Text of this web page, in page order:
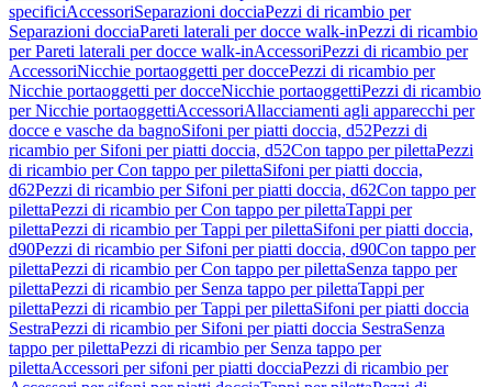
specificiAccessoriSeparazioni docciaPezzi di ricambio per
Separazioni docciaPareti laterali per docce walk-inPezzi di ricambio
per Pareti laterali per docce walk-inAccessoriPezzi di ricambio per
AccessoriNicchie portaoggetti per doccePezzi di ricambio per
Nicchie portaoggetti per docceNicchie portaoggettiPezzi di ricambio
per Nicchie portaoggettiAccessoriAllacciamenti agli apparecchi per
docce e vasche da bagnoSifoni per piatti doccia, d52Pezzi di
ricambio per Sifoni per piatti doccia, d52Con tappo per pilettaPezzi
di ricambio per Con tappo per pilettaSifoni per piatti doccia,
d62Pezzi di ricambio per Sifoni per piatti doccia, d62Con tappo per
pilettaPezzi di ricambio per Con tappo per pilettaTappi per
pilettaPezzi di ricambio per Tappi per pilettaSifoni per piatti doccia,
d90Pezzi di ricambio per Sifoni per piatti doccia, d90Con tappo per
pilettaPezzi di ricambio per Con tappo per pilettaSenza tappo per
pilettaPezzi di ricambio per Senza tappo per pilettaTappi per
pilettaPezzi di ricambio per Tappi per pilettaSifoni per piatti doccia
SestraPezzi di ricambio per Sifoni per piatti doccia SestraSenza
tappo per pilettaPezzi di ricambio per Senza tappo per
pilettaAccessori per sifoni per piatti docciaPezzi di ricambio per